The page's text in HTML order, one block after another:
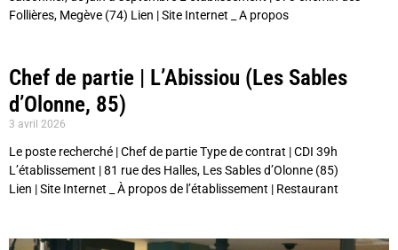
Follières, Megève (74) Lien | Site Internet _ A propos
Chef de partie | L’Abissiou (Les Sables
d’Olonne, 85)
3 avril 2026
Le poste recherché | Chef de partie Type de contrat | CDI 39h
L’établissement | 81 rue des Halles, Les Sables d’Olonne (85)
Lien | Site Internet _ À propos de l’établissement | Restaurant